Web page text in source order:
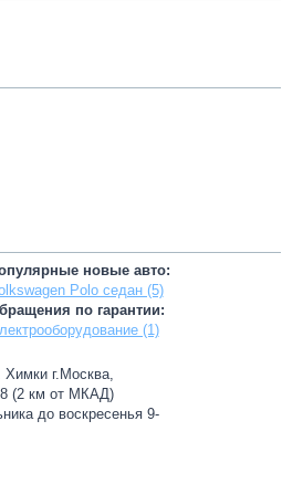
новые авто:
Polo седан (5)
по гарантии:
(1)
Химки г.Москва,
(2 км от МКАД)
до воскресенья 9-